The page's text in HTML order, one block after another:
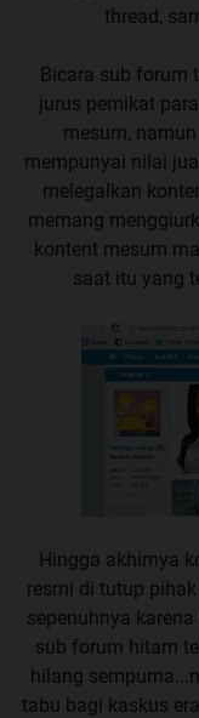
thread,
Bicara sub forum
jurus pemikat
mesum,
mempunyai nilai
melegalkan
memang
kontent mesum
saat itu yang
Hingga akhirnya
resmi di tutup
sepenuhnya
sub forum hitam
hilang
tabu bagi kaskus